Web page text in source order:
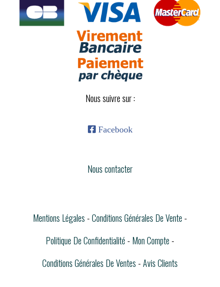
Nous suivre sur :
 Facebook
Nous contacter
Mentions Légales Conditions Générales De Vente
Politique De Confidentialité
Mon Compte
Conditions Générales De Ventes Avis Clients